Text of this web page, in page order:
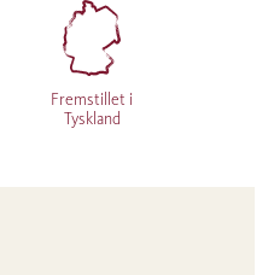
Fremstillet i
Tyskland